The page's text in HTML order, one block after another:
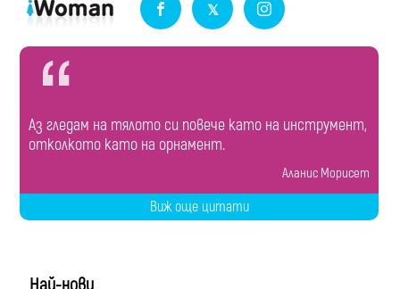
Аз гледам на тялото си повече като на инструмент,
отколкото като на орнамент.
Аланис Морисет
Виж още цитати